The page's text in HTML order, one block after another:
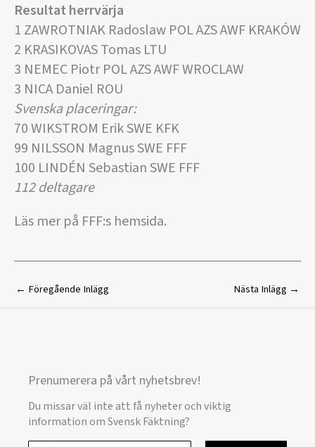
Resultat herrvärja
1 ZAWROTNIAK Radoslaw POL AZS AWF KRAKÓW
2 KRASIKOVAS Tomas LTU
3 NEMEC Piotr POL AZS AWF WROCLAW
3 NICA Daniel ROU
Svenska placeringar:
70 WIKSTROM Erik SWE KFK
99 NILSSON Magnus SWE FFF
100 LINDÉN Sebastian SWE FFF
112 deltagare
Läs mer på FFF:s hemsida.
← Föregående Inlägg Nästa Inlägg →
Prenumerera på vårt nyhetsbrev!
Du missar väl inte att få nyheter och viktig
information om Svensk Fäktning?